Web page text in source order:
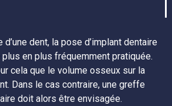
d’une dent, la pose d’implant dentaire
en plus fréquemment pratiquée.
cela que le volume osseux sur la
Dans le cas contraire, une greffe
doit alors être envisagée.